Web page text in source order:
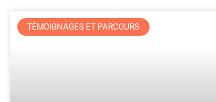
TÉMOIGNAGES ET PARCOURS